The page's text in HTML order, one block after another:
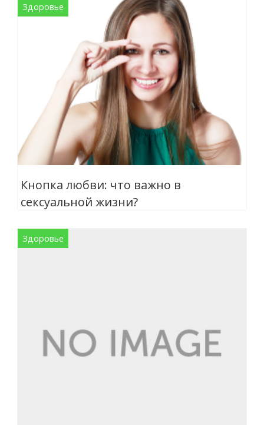
Здоровье
Кнопка любви: что важно в
сексуальной жизни?
Здоровье